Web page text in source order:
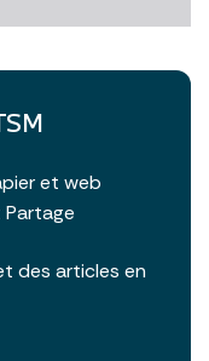
et web
des articles en